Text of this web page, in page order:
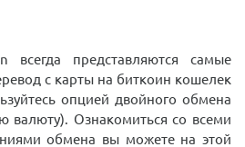
всегда представляются самые
с карты на биткоин кошелек
опцией двойного обмена
валюту). Ознакомиться со всеми
обмена вы можете на этой